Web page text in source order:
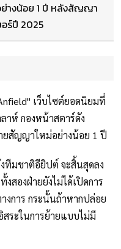
างน้อย 1 ปี หลังสัญญา
ร์ปี 2025
เว็บไซต์ยอดนิยมที่
าห์ กองหน้าสตาร์ดัง
ยสัญญาใหม่อย่างน้อย 1 ปี
มชาติอียิปต์ จะสิ้นสุดลง
สองฝ่ายยังไม่ได้เปิดการ
งการ กระนั้นถ้าหากปล่อย
ระในการย้ายแบบไม่มี